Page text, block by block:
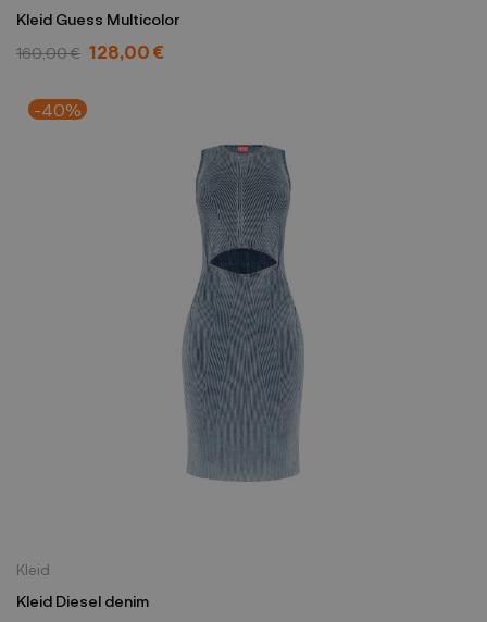
Kleid Guess Multicolor
160,00 € 128,00 €
-40%
Kleid
Kleid Diesel denim